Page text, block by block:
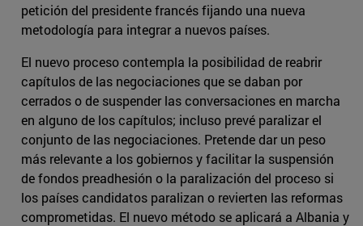
petición del presidente francés fijando una nueva
metodología para integrar a nuevos países.
El nuevo proceso contempla la posibilidad de reabrir
capítulos de las negociaciones que se daban por
cerrados o de suspender las conversaciones en marcha
en alguno de los capítulos; incluso prevé paralizar el
conjunto de las negociaciones. Pretende dar un peso
más relevante a los gobiernos y facilitar la suspensión
de fondos preadhesión o la paralización del proceso si
los países candidatos paralizan o revierten las reformas
comprometidas. El nuevo método se aplicará a Albania y